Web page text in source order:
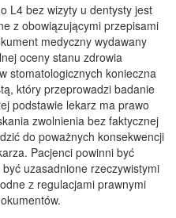
L4 bez wizyty u dentysty jest
z obowiązującymi przepisami
medyczny wydawany
oceny stanu zdrowia
stomatologicznych konieczna
który przeprowadzi badanie
podstawie lekarz ma prawo
zwolnienia bez faktycznej
do poważnych konsekwencji
Pacjenci powinni być
uzasadnione rzeczywistymi
z regulacjami prawnymi